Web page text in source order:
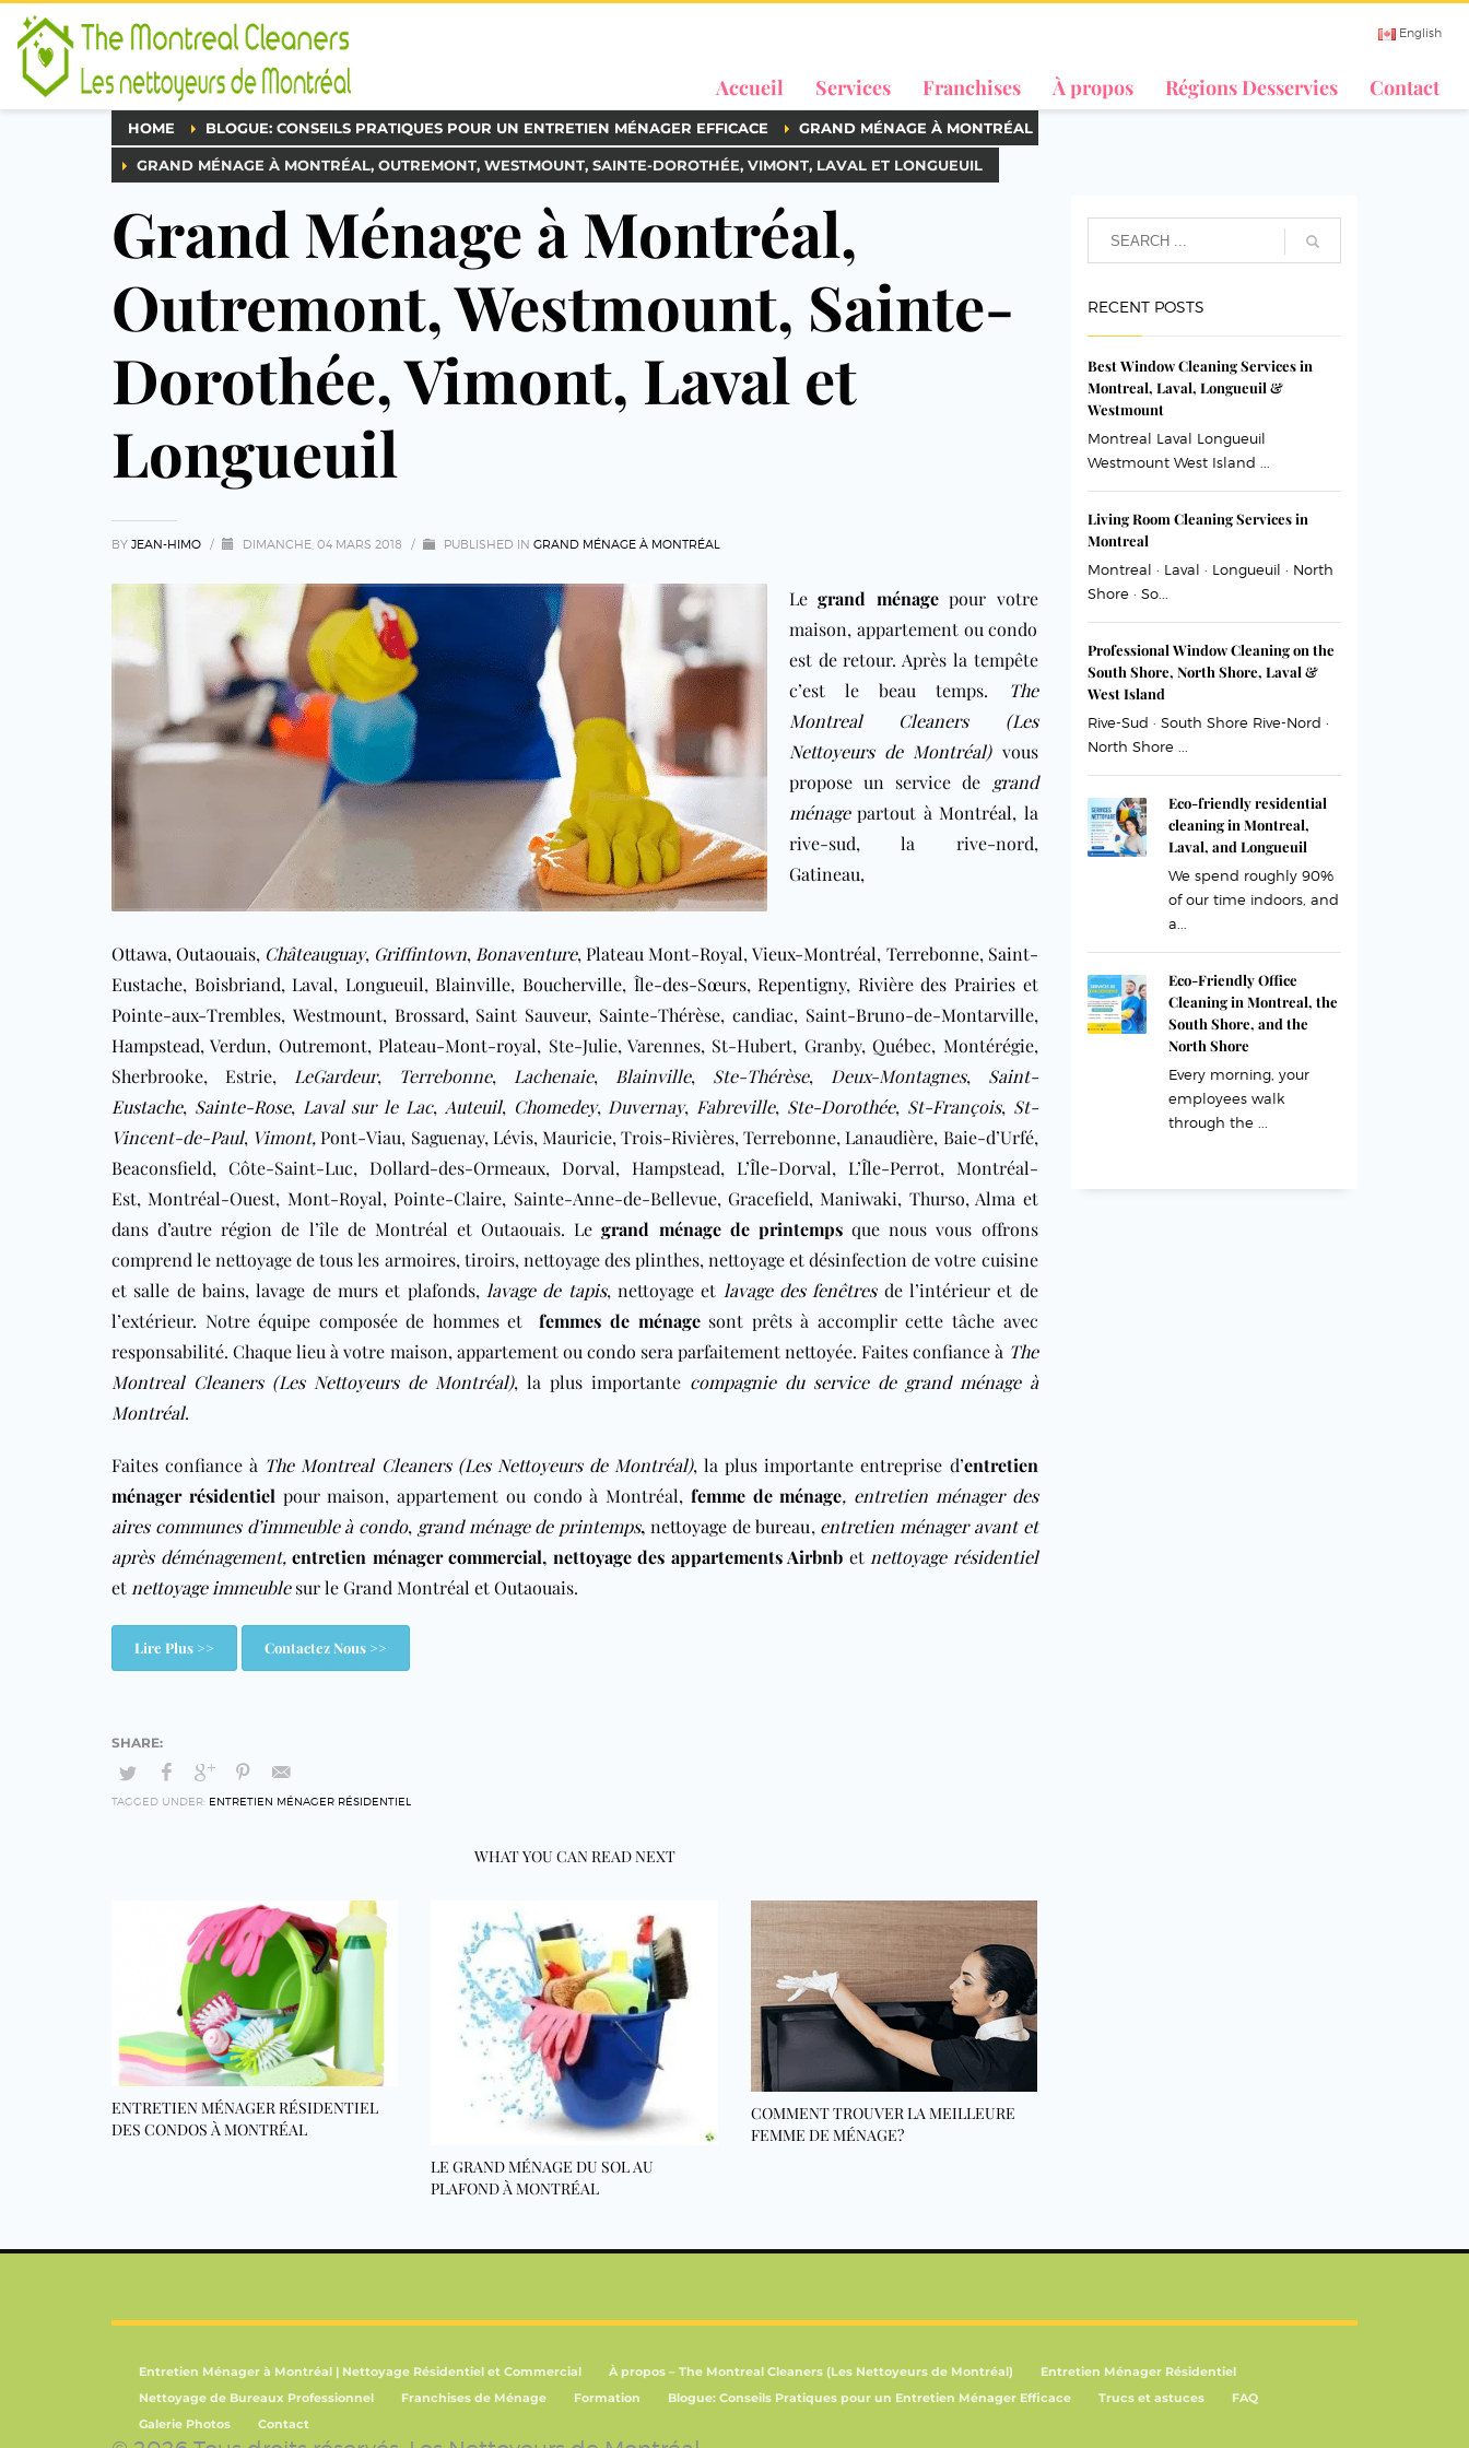
English
Accueil Services Franchises À propos Régions Desservies Contact
HOME BLOGUE: CONSEILS PRATIQUES POUR UN ENTRETIEN MÉNAGER EFFICACE GRAND MÉNAGE À MONTRÉAL
GRAND MÉNAGE À MONTRÉAL, OUTREMONT, WESTMOUNT, SAINTE-DOROTHÉE, VIMONT, LAVAL ET LONGUEUIL
Grand Ménage à Montréal,
Outremont, Westmount, Sainte-
Dorothée, Vimont, Laval et
Longueuil
BY JEAN-HIMO / DIMANCHE, 04 MARS 2018 / PUBLISHED IN GRAND MÉNAGE À MONTRÉAL
Legrand ménagepour votre
maison, appartement ou condo
est de retour. Après la tempête
c’est le beau temps.
The
Montreal Cleaners (Les
Nettoyeurs de Montréal)vous
propose un service de grand
ménagepartout àMontréal, la
rive-sud, la rive-nord,
Gatineau,
Ottawa,Outaouais, Châteauguay, Griffintown, Bonaventure,Plateau Mont-Royal,Vieux-Montréal, Terrebonne, Saint-
Eustache, Boisbriand,Laval, Longueuil,Blainville, Boucherville,Île-des-Sœurs,Repentigny, Rivière des Prairieset
Pointe-aux-Trembles, Westmount, Brossard, Saint Sauveur, Sainte-Thérèse, candiac, Saint-Bruno-de-Montarville,
Hampstead,Verdun, Outremont,Plateau-Mont-royal, Ste-Julie, Varennes, St-Hubert, Granby, Québec, Montérégie,
Sherbrooke, Estrie,
LeGardeur, Terrebonne, Lachenaie, Blainville, Ste-Thérèse, Deux-Montagnes, Saint-
Eustache, Sainte-Rose, Laval sur le Lac, Auteuil, Chomedey, Duvernay, Fabreville, Ste-Dorothée, St-François, St-
Vincent-de-Paul, Vimont,Pont-Viau, Saguenay, Lévis, Mauricie, Trois-Rivières, Terrebonne, Lanaudière, Baie-d’Urfé,
Beaconsfield, Côte-Saint-Luc, Dollard-des-Ormeaux, Dorval, Hampstead, L’Île-Dorval, L’Île-Perrot, Montréal-
Est, Montréal-Ouest, Mont-Royal, Pointe-Claire, Sainte-Anne-de-Bellevue, Gracefield, Maniwaki, Thurso, Alma et
dans d’autre région de l’île de Montréal et Outaouais. Legrand ménage de printempsque nous vous offrons
comprend le nettoyage de tous les armoires, tiroirs, nettoyage des plinthes, nettoyage et désinfection de votre cuisine
et salle de bains, lavage de murs et plafonds, lavage de tapis, nettoyage et lavage des fenêtresde l’intérieur et de
l’extérieur. Notre équipe composée de hommes etfemmes de ménagesont prêts à accomplir cette tâche avec
responsabilité. Chaque lieu à votre maison, appartement ou condo sera parfaitement nettoyée. Faites confiance à The
Montreal Cleaners (Les Nettoyeurs de Montréal), la plus importante compagnie du service de grand ménage à
Montréal.
Faites confiance à The Montreal Cleaners (Les Nettoyeurs de Montréal), la plus importante entreprise d’entretien
ménager résidentiel pour maison, appartement ou condo à Montréal, femme de ménage, entretien ménager des
aires communes d’immeuble à condo, grand ménage de printemps, nettoyage de bureau, entretien ménager avant et
après déménagement, entretien ménager commercial, nettoyage des appartements Airbnb et nettoyage résidentiel
et nettoyage immeublesur le Grand Montréal et Outaouais.
Lire Plus >> Contactez Nous >>
TAGGED UNDER: ENTRETIEN MÉNAGER RÉSIDENTIEL
WHAT YOU CAN READ NEXT
ENTRETIEN MÉNAGER RÉSIDENTIEL
DES CONDOS À MONTRÉAL
LE GRAND MÉNAGE DU SOL AU
PLAFOND À MONTRÉAL
COMMENT TROUVER LA MEILLEURE
FEMME DE MÉNAGE?
RECENT POSTS
Best Window Cleaning Services in
Montreal, Laval, Longueuil &
Westmount
Montreal Laval Longueuil
Westmount West Island ...
Living Room Cleaning Services in
Montreal
Montreal · Laval · Longueuil · North
Shore · So...
Professional Window Cleaning on the
South Shore, North Shore, Laval &
West Island
Rive-Sud · South Shore Rive-Nord ·
North Shore ...
Eco-friendly residential
cleaning in Montreal,
Laval, and Longueuil
We spend roughly 90%
of our time indoors, and
a...
Eco-Friendly Office
Cleaning in Montreal, the
South Shore, and the
North Shore
Every morning, your
employees walk
through the ...
Entretien Ménager à Montréal | Nettoyage Résidentiel et Commercial À propos – The Montreal Cleaners (Les Nettoyeurs de Montréal)
Entretien Ménager Résidentiel
Nettoyage de Bureaux Professionnel
Franchises de Ménage Formation Blogue: Conseils Pratiques pour un Entretien Ménager Efficace Trucs et astuces
FAQ
Galerie Photos
Contact